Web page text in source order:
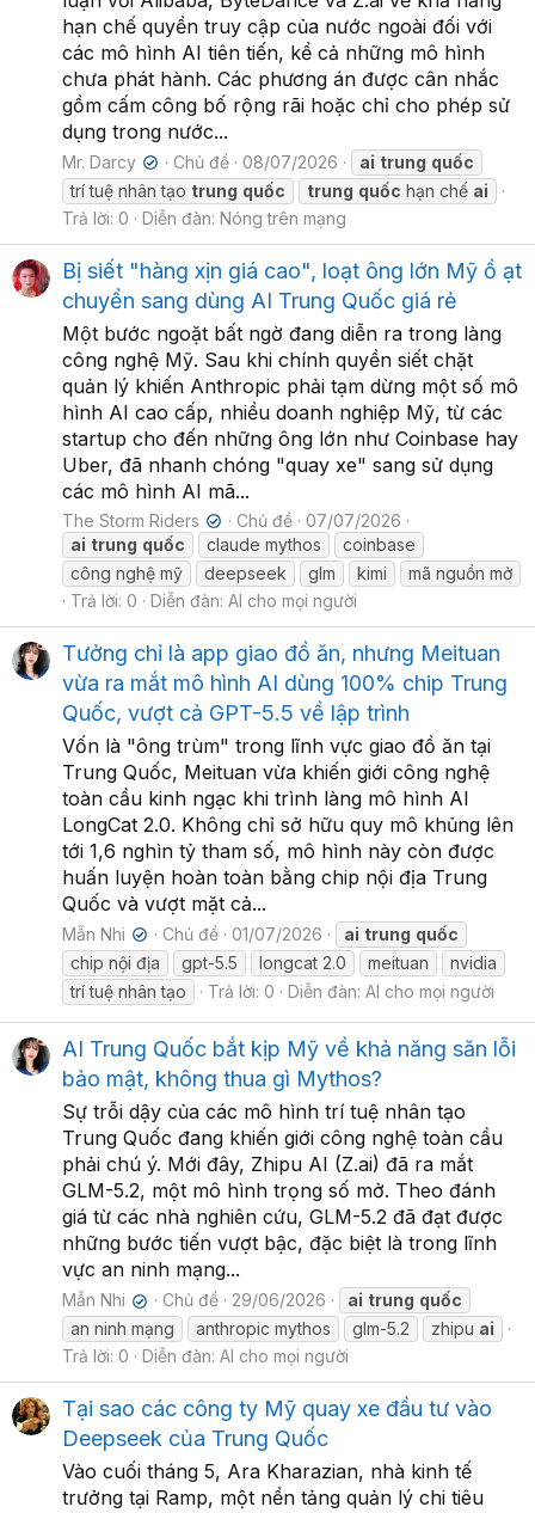
hạn chế quyền truy cập của nước ngoài đối với
các mô hình AI tiên tiến, kể cả những mô hình
chưa phát hành. Các phương án được cân nhắc
gồm cấm công bố rộng rãi hoặc chỉ cho phép sử
dụng trong nước...
Mr. Darcy ✔ Chủ đề 08/07/2026 ai trung quốc
trí tuệ nhân tạo trung quốc trung quốc hạn chế ai
Trả lời: 0
Diễn đàn: Nóng trên mạng
Bị siết "hàng xịn giá cao", loạt ông lớn Mỹ ồ ạt
chuyển sang dùng AI Trung Quốc giá rẻ
Một bước ngoặt bất ngờ đang diễn ra trong làng
công nghệ Mỹ. Sau khi chính quyền siết chặt
quản lý khiến Anthropic phải tạm dừng một số mô
hình AI cao cấp, nhiều doanh nghiệp Mỹ, từ các
startup cho đến những ông lớn như Coinbase hay
Uber, đã nhanh chóng "quay xe" sang sử dụng
các mô hình AI mã...
The Storm Riders ✔ Chủ đề
07/07/2026
ai trung quốc claude mythos
coinbase
công nghệ mỹ
deepseek glm kimi
mã nguồn mở
Trả lời: 0
Diễn đàn: AI cho mọi người
Tưởng chỉ là app giao đồ ăn, nhưng Meituan
vừa ra mắt mô hình AI dùng 100% chip Trung
Quốc, vượt cả GPT-5.5 về lập trình
Vốn là "ông trùm" trong lĩnh vực giao đồ ăn tại
Trung Quốc, Meituan vừa khiến giới công nghệ
toàn cầu kinh ngạc khi trình làng mô hình AI
LongCat 2.0. Không chỉ sở hữu quy mô khủng lên
tới 1,6 nghìn tỷ tham số, mô hình này còn được
huấn luyện hoàn toàn bằng chip nội địa Trung
Quốc và vượt mặt cả...
Mẫn Nhi ✔ Chủ đề 01/07/2026 ai trung quốc
chip nội địa
gpt-5.5 longcat 2.0 meituan
nvidia
trí tuệ nhân tạo
Trả lời: 0 Diễn đàn: AI cho mọi người
AI Trung Quốc bắt kịp Mỹ về khả năng săn lỗi
bảo mật, không thua gì Mythos?
Sự trỗi dậy của các mô hình trí tuệ nhân tạo
Trung Quốc đang khiến giới công nghệ toàn cầu
phải chú ý. Mới đây, Zhipu AI (Z.ai) đã ra mắt
GLM-5.2, một mô hình trọng số mở. Theo đánh
giá từ các nhà nghiên cứu, GLM-5.2 đã đạt được
những bước tiến vượt bậc, đặc biệt là trong lĩnh
vực an ninh mạng...
Mẫn Nhi ✔ Chủ đề 29/06/2026 ai trung quốc
an ninh mạng
anthropic mythos glm-5.2 zhipu ai
Trả lời: 0
Diễn đàn: AI cho mọi người
Tại sao các công ty Mỹ quay xe đầu tư vào
Deepseek của Trung Quốc
Vào cuối tháng 5, Ara Kharazian, nhà kinh tế
trưởng tại Ramp, một nền tảng quản lý chi tiêu